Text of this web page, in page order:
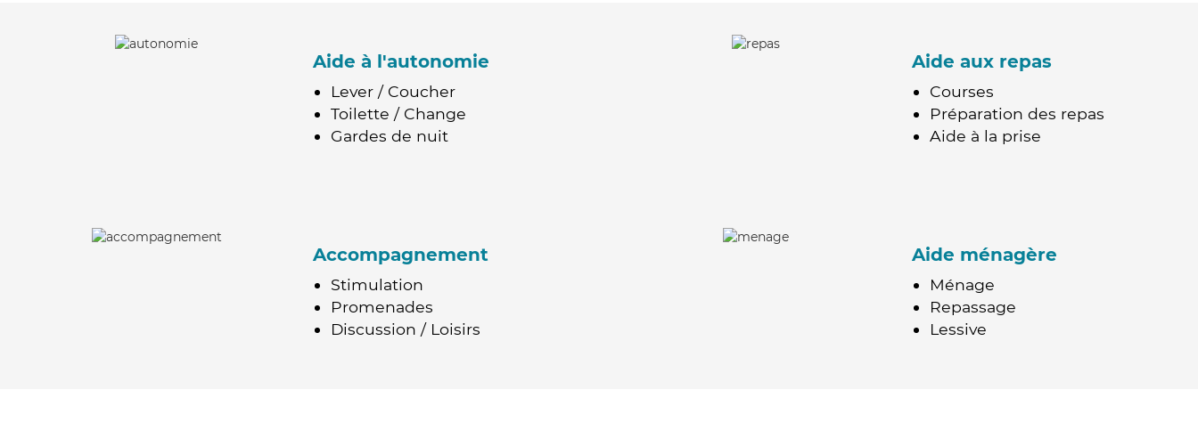
Aide à l'autonomie
Lever / Coucher
Toilette / Change
Gardes de nuit
Aide aux repas
Courses
Préparation des repas
Aide à la prise
Accompagnement
Stimulation
Promenades
Discussion / Loisirs
Aide ménagère
Ménage
Repassage
Lessive